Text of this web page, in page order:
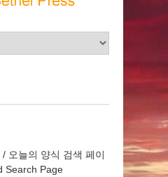
/ 오늘의 양식 검색 페이
Search Page